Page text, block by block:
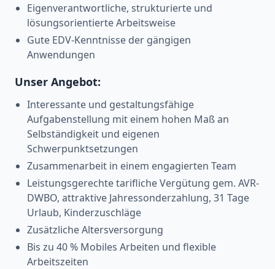
Eigenverantwortliche, strukturierte und
lösungsorientierte Arbeitsweise
Gute EDV-Kenntnisse der gängigen
Anwendungen
Unser Angebot:
Interessante und gestaltungsfähige
Aufgabenstellung mit einem hohen Maß an
Selbständigkeit und eigenen
Schwerpunktsetzungen
Zusammenarbeit in einem engagierten Team
Leistungsgerechte tarifliche Vergütung gem. AVR-
DWBO, attraktive Jahressonderzahlung, 31 Tage
Urlaub, Kinderzuschläge
Zusätzliche Altersversorgung
Bis zu 40 % Mobiles Arbeiten und flexible
Arbeitszeiten